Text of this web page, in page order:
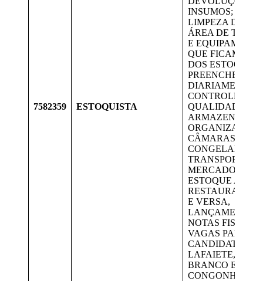
7582359 ESTOQUISTA
INSUMOS;
LIMPEZA DA
ÁREA DE
E
QUE FICAM
DOS ESTOQUES,
PREENCHER
DIARIAMENTE
CONTROLES DE
QUALIDADE
ORGANIZAÇÃO
CÂMARAS
CONGELADAS.
TRANSPORTE
MERCADORIAS
ESTOQUE ATÉ O
RESTAURANTE
E VERSA,
LANÇAMENTO
NOTAS FISCAIS.
VAGAS PARA
CANDIDATOS
LAFAIETE,
BRANCO E
CONGONHAS.